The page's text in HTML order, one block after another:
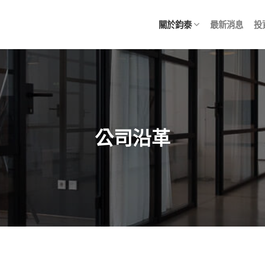
關於鈞泰 最新消息 投
公司沿革